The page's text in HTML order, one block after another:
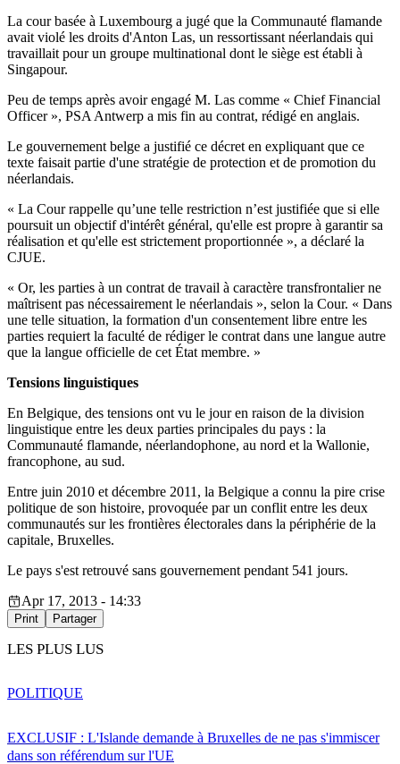
La cour basée à Luxembourg a jugé que la Communauté flamande
avait violé les droits d'Anton Las, un ressortissant néerlandais qui
travaillait pour un groupe multinational dont le siège est établi à
Singapour.
Peu de temps après avoir engagé M. Las comme « Chief Financial
Officer », PSA Antwerp a mis fin au contrat, rédigé en anglais.
Le gouvernement belge a justifié ce décret en expliquant que ce
texte faisait partie d'une stratégie de protection et de promotion du
néerlandais.
« La Cour rappelle qu’une telle restriction n’est justifiée que si elle
poursuit un objectif d'intérêt général, qu'elle est propre à garantir sa
réalisation et qu'elle est strictement proportionnée », a déclaré la
CJUE.
« Or, les parties à un contrat de travail à caractère transfrontalier ne
maîtrisent pas nécessairement le néerlandais », selon la Cour. « Dans
une telle situation, la formation d'un consentement libre entre les
parties requiert la faculté de rédiger le contrat dans une langue autre
que la langue officielle de cet État membre. »
Tensions linguistiques
En Belgique, des tensions ont vu le jour en raison de la division
linguistique entre les deux parties principales du pays : la
Communauté flamande, néerlandophone, au nord et la Wallonie,
francophone, au sud.
Entre juin 2010 et décembre 2011, la Belgique a connu la pire crise
politique de son histoire, provoquée par un conflit entre les deux
communautés sur les frontières électorales dans la périphérie de la
capitale, Bruxelles.
Le pays s'est retrouvé sans gouvernement pendant 541 jours.
Apr 17, 2013 - 14:33
Print Partager
LES PLUS LUS
EXCLUSIF : L'Islande demande à Bruxelles de ne pas s'immiscer
dans son référendum sur l'UE
POLITIQUE